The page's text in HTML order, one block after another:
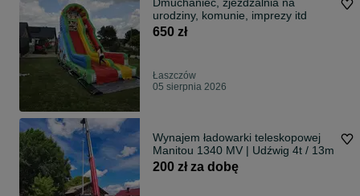
Dmuchaniec, zjeżdżalnia na
urodziny, komunie, imprezy itd
650 zł
Łaszczów
05 sierpnia 2026
Wynajem ładowarki teleskopowej
Manitou 1340 MV | Udźwig 4t / 13m
200 zł za dobę